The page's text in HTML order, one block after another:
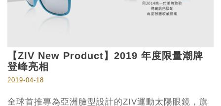
【ZIV New Product】2019 年度限量潮牌
登峰亮相
2019-04-18
全球首推專為亞洲臉型設計的ZIV運動太陽眼鏡，旗